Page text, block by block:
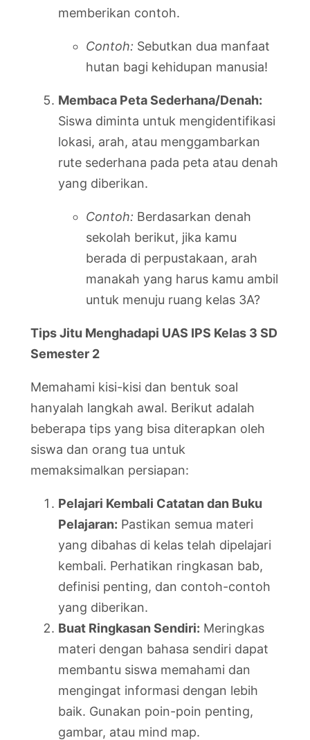
memberikan contoh.
Contoh: Sebutkan dua manfaat
hutan bagi kehidupan manusia!
Membaca Peta Sederhana/Denah:
Siswa diminta untuk mengidentifikasi
lokasi, arah, atau menggambarkan
rute sederhana pada peta atau denah
yang diberikan.
Contoh: Berdasarkan denah
sekolah berikut, jika kamu
berada di perpustakaan, arah
manakah yang harus kamu ambil
untuk menuju ruang kelas 3A?
Tips Jitu Menghadapi UAS IPS Kelas 3 SD
Semester 2
Memahami kisi-kisi dan bentuk soal
hanyalah langkah awal. Berikut adalah
beberapa tips yang bisa diterapkan oleh
siswa dan orang tua untuk
memaksimalkan persiapan:
Pelajari Kembali Catatan dan Buku
Pelajaran: Pastikan semua materi
yang dibahas di kelas telah dipelajari
kembali. Perhatikan ringkasan bab,
definisi penting, dan contoh-contoh
yang diberikan.
Buat Ringkasan Sendiri: Meringkas
materi dengan bahasa sendiri dapat
membantu siswa memahami dan
mengingat informasi dengan lebih
baik. Gunakan poin-poin penting,
gambar, atau mind map.